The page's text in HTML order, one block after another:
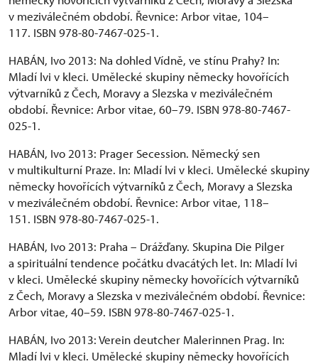
v meziválečném období. Řevnice: Arbor vitae, 104–
117. ISBN 978-80-7467-025-1.
HABÁN, Ivo 2013: Na dohled Vídně, ve stínu Prahy? In:
Mladí lvi v kleci. Umělecké skupiny německy hovořících
výtvarníků z Čech, Moravy a Slezska v meziválečném
období. Řevnice: Arbor vitae, 60–79. ISBN 978-80-7467-
025-1.
HABÁN, Ivo 2013: Prager Secession. Německý sen
v multikulturní Praze. In: Mladí lvi v kleci. Umělecké skupiny
německy hovořících výtvarníků z Čech, Moravy a Slezska
v meziválečném období. Řevnice: Arbor vitae, 118–
151. ISBN 978-80-7467-025-1.
HABÁN, Ivo 2013: Praha – Drážďany. Skupina Die Pilger
a spirituální tendence počátku dvacátých let. In: Mladí lvi
v kleci. Umělecké skupiny německy hovořících výtvarníků
z Čech, Moravy a Slezska v meziválečném období. Řevnice:
Arbor vitae, 40–59. ISBN 978-80-7467-025-1.
HABÁN, Ivo 2013: Verein deutcher Malerinnen Prag. In:
Mladí lvi v kleci. Umělecké skupiny německy hovořících